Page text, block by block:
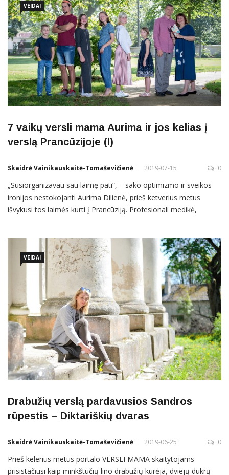
VEIDAI
7 vaikų versli mama Aurima ir jos kelias į
verslą Prancūzijoje (I)
Skaidrė Vainikauskaitė-Tomaševičienė 2019-07-15 0
„Susiorganizavau sau laimę pati“, – sako optimizmo ir sveikos
ironijos nestokojanti Aurima Dilienė, prieš ketverius metus
išvykusi tos laimės kurti į Prancūziją. Profesionali medikė,
dėlto smulkiesiems pradėti veiklą yra gerokai paprasčiau,
VEIDAI
Drabužių verslą pardavusios Sandros
rūpestis – Diktariškių dvaras
Skaidrė Vainikauskaitė-Tomaševičienė 2019-06-25 0
Prieš kelerius metus portalo VERSLI MAMA skaitytojams
prisistačiusi kaip minkštučių lino drabužių kūrėja, dviejų dukrų